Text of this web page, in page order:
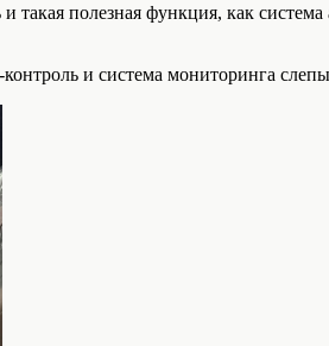
полезная функция, как
и система мониторинга